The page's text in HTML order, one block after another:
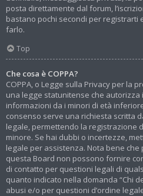
posta direttamente dal forum,
bastano pochi secondi per registrarti
farlo.
Top
Che cosa è COPPA?
COPPA, o Legge sulla Privacy per la
una legge statunitense che autorizza
informazioni da i minori di età
consenso serve una richiesta scritta
legale, permettendo la registrazione
minore. Se hai dubbi o incertezze,
legale per assistenza. Nota bene che
questa Board non possono fornire
di contatto per questioni legali di
quanto indicato nella domanda “Chi
abusi e/o per questioni d’ordine